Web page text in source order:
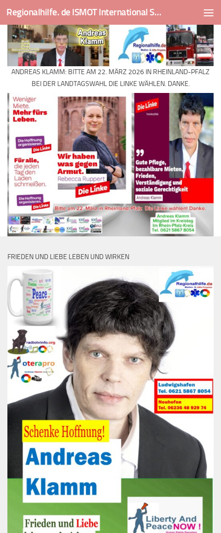
Skip to content Regionalhilfe. de ISMOT International Social And Medical Outreach Team
ANDREAS KLAMM: BITTE AM 22. MÄRZ 2026 IN RHEINLAND-PFALZ
BEI DER LANDTAGSWAHL DIE LINKE WÄHLEN. DANKE.
FRIEDEN UND LIEBE LEBEN UND WIRKEN